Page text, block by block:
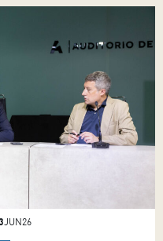
un seminario con
franco-uruguayo
[…]
JUN26